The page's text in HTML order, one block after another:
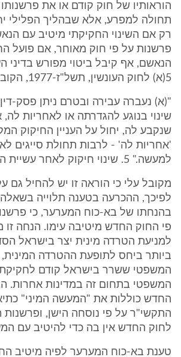
הוראותיו של חוק קודם או את
תחולה למפרע, אלא שבהליך הפלילי
רק אם השינוי החקיקתי מיטיב עם
פרשנות על פי חוק מאוחר, אם פועל
הנאשם, אף קיבל ביטוי מפורש בדיני
5(א) לחוק העונשין, תשל"ז-1977, הקובע לאמור:
"(א) נעברה עבירה ובטרם ניתן פסק-
שינוי בנוגע להגדרתה או לאחריות לה,
שנקבע לה, יחול על העניין החיקוק
'אחריות לה' - לרבות תחולת סייגים
למעשה." 5. שינוי חיקוק לאחר עשיית העבירה
מקובל עלי כי הוראה זו יש להחיל גם
לפיכך, ההכרעה בטענה תלוייה
בהנחתו של בא-כוח המערער, כי
פי החוק החדש מיטיבה עימו. הנחה זו
למניעת הטרדה מינית יצר בישראל
ביותר ביחס לתופעת ההטרדה
המשפטי ששרר בישראל קודם
המשפטי בתחום זה במדינות אחרות.
החדש כוללות את "המעשה המיני"
התקשי"ר על פי נוסחה הישן,
לחוק החדש אין בה כדי להיטיב עם
טענת בא-כוח המערער לפיה מיטיב